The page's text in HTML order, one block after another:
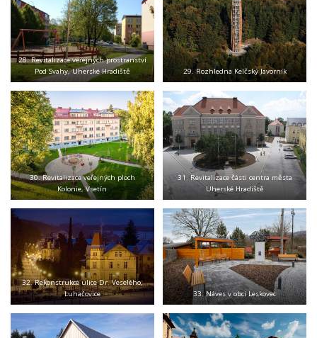
28. Revitalizace veřejných prostranství
Pod Svahy, Uherské Hradiště
29. Rozhledna Kelčský Javorník
30. Revitalizace veřejných ploch
Kolonie, Vsetín
31. Revitalizace části centra města
Uherské Hradiště
32. Rekonstrukce ulice Dr. Veselého,
Luhačovice
33. Náves v obci Leskovec